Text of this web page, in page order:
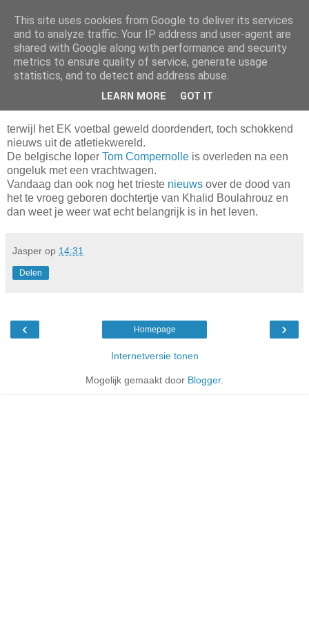
Da_Blog
You don't put a bumpersticker on a Bentley
donderdag, juni 19, 2008
terwijl het EK voetbal geweld doordendert, toch schokkend
nieuws uit de atletiekwereld.
De belgische loper Tom Compernolle is overleden na een
ongeluk met een vrachtwagen.
Vandaag dan ook nog het trieste nieuws over de dood van
het te vroeg geboren dochtertje van Khalid Boulahrouz en
dan weet je weer wat echt belangrijk is in het leven.
Jasper op 14:31
Delen
‹ ›
Homepage
Internetversie tonen
Mogelijk gemaakt door Blogger.
This site uses cookies from Google to deliver its services
and to analyze traffic. Your IP address and user-agent are
shared with Google along with performance and security
metrics to ensure quality of service, generate usage
statistics, and to detect and address abuse.
LEARN MORE GOT IT